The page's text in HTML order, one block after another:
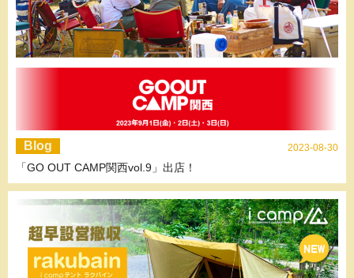
Blog 2023-08-30
「GO OUT CAMP関西vol.9」出店！